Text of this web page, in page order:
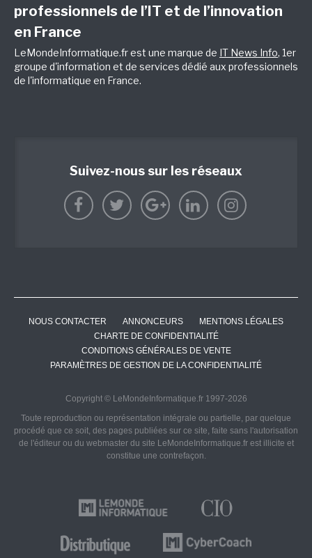
professionnels de l’IT et de l’innovation
en France
LeMondeInformatique.fr est une marque de IT News Info, 1er
groupe d'information et de services dédié aux professionnels
de l'informatique en France.
Suivez-nous sur les réseaux
NOUS CONTACTER ANNONCEURS
MENTIONS LÉGALES
CHARTE DE CONFIDENTIALITÉ
CONDITIONS GÉNÉRALES DE VENTE
PARAMÈTRES DE GESTION DE LA CONFIDENTIALITÉ
Copyright © LeMondeInformatique.fr 1997-2026
Toute reproduction ou représentation intégrale ou partielle, par quelque
procédé que ce soit, des pages publiées sur ce site, faite sans l'autorisation
de l'éditeur ou du webmaster du site LeMondeInformatique.fr est illicite et
constitue une contrefaçon.